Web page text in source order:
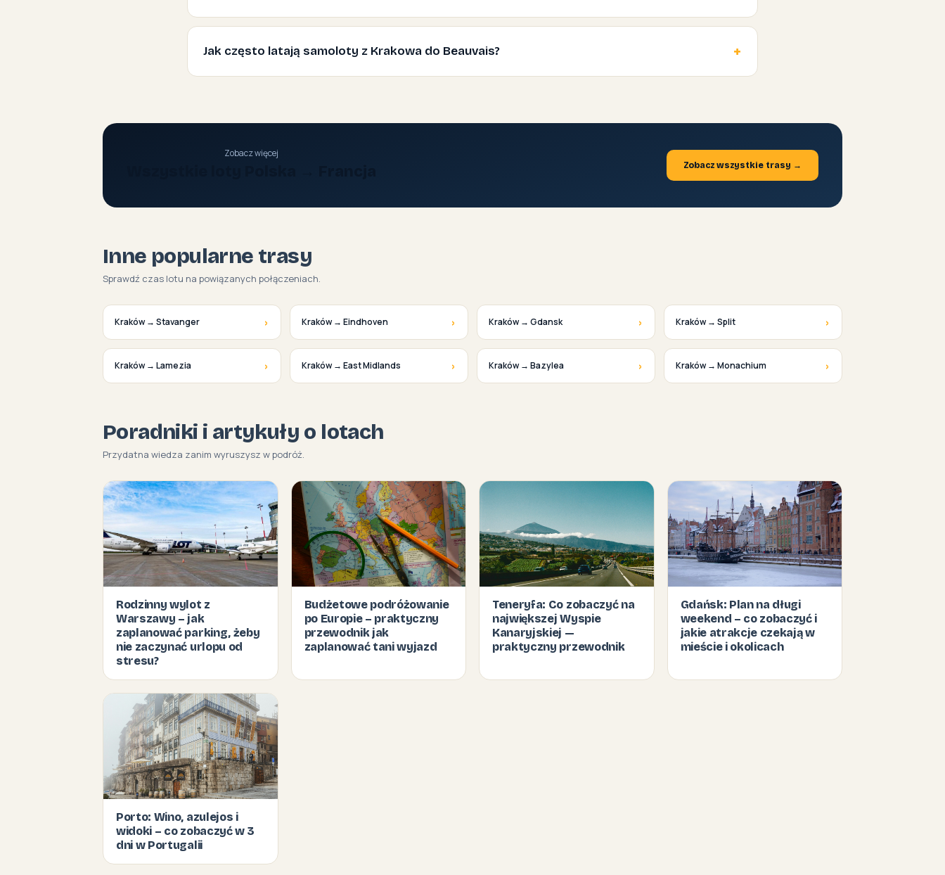
Jak często latają samoloty z Krakowa do Beauvais?
Zobacz więcej
Zobacz wszystkie trasy →
Inne popularne trasy
Sprawdź czas lotu na powiązanych połączeniach.
Kraków → Stavanger › Kraków → Eindhoven › Kraków → Gdansk › Kraków → Split ›
Kraków → Lamezia › Kraków → East Midlands › Kraków → Bazylea › Kraków → Monachium ›
Poradniki i artykuły o lotach
Przydatna wiedza zanim wyruszysz w podróż.
Rodzinny wylot z
Warszawy – jak
zaplanować parking, żeby
nie zaczynać urlopu od
stresu?
Budżetowe podróżowanie
po Europie – praktyczny
przewodnik jak
zaplanować tani wyjazd
Teneryfa: Co zobaczyć na
największej Wyspie
Kanaryjskiej —
praktyczny przewodnik
Gdańsk: Plan na długi
weekend – co zobaczyć i
jakie atrakcje czekają w
mieście i okolicach
Porto: Wino, azulejos i
widoki – co zobaczyć w 3
dni w Portugalii